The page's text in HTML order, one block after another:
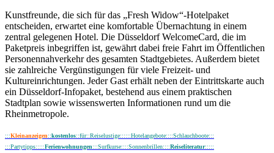
Kunstfreunde, die sich für das „Fresh Widow“-Hotelpaket
entscheiden, erwartet eine komfortable Übernachtung in einem
zentral gelegenen Hotel. Die Düsseldorf WelcomeCard, die im
Paketpreis inbegriffen ist, gewährt dabei freie Fahrt im Öffentlichen
Personennahverkehr des gesamten Stadtgebietes. Außerdem bietet
sie zahlreiche Vergünstigungen für viele Freizeit- und
Kultureinrichtungen. Jeder Gast erhält neben der Eintrittskarte auch
ein Düsseldorf-Infopaket, bestehend aus einem praktischen
Stadtplan sowie wissenswerten Informationen rund um die
Rheinmetropole.
:::Kleinanzeigen::kostenlos::für::Reiselustige::::::Hotelangebote::::Schlauchboote:::
:::Partytipps:::::Ferienwohnungen:::Surfkurse::::Sonnenbrillen::::Reiseliteratur:::::